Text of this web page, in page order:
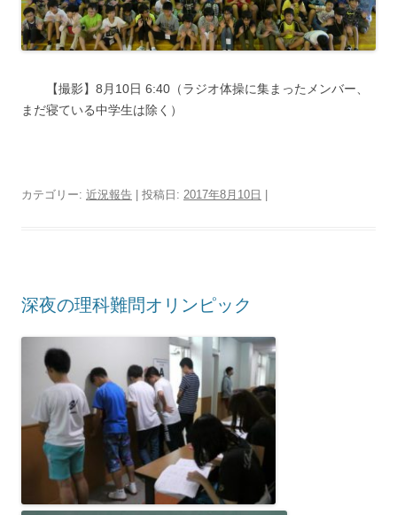
【撮影】8月10日 6:40（ラジオ体操に集まったメンバー、
まだ寝ている中学生は除く）
カテゴリー: 近況報告 | 投稿日: 2017年8月10日 |
深夜の理科難問オリンピック